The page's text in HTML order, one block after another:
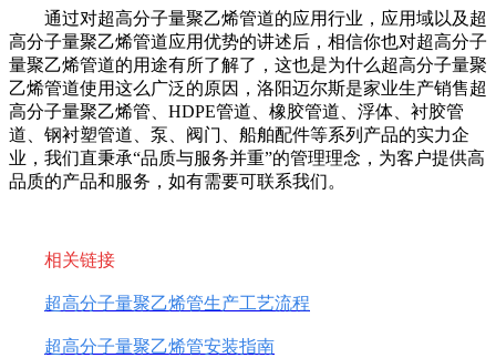
通过对超高分子量聚乙烯管道的应用行业，应用域以及超
高分子量聚乙烯管道应用优势的讲述后，相信你也对超高分子
量聚乙烯管道的用途有所了解了，这也是为什么超高分子量聚
乙烯管道使用这么广泛的原因，洛阳迈尔斯是家业生产销售超
高分子量聚乙烯管、HDPE管道、橡胶管道、浮体、衬胶管
道、钢衬塑管道、泵、阀门、船舶配件等系列产品的实力企
业，我们直秉承“品质与服务并重”的管理理念，为客户提供高
品质的产品和服务，如有需要可联系我们。
相关链接
超高分子量聚乙烯管生产工艺流程
超高分子量聚乙烯管安装指南